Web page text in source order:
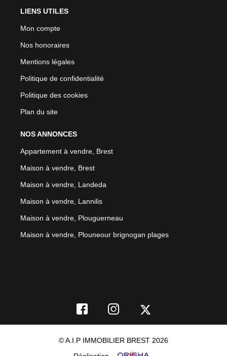
LIENS UTILES
Mon compte
Nos honoraires
Mentions légales
Politique de confidentialité
Politique des cookies
Plan du site
NOS ANNONCES
Appartement à vendre, Brest
Maison à vendre, Brest
Maison à vendre, Landeda
Maison à vendre, Lannilis
Maison à vendre, Plouguerneau
Maison à vendre, Plouneour brignogan plages
© A.I.P IMMOBILIER BREST 2026